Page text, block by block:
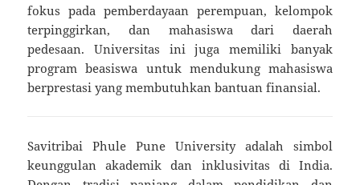
fokus pada pemberdayaan perempuan, kelompok
terpinggirkan, dan mahasiswa dari daerah
pedesaan. Universitas ini juga memiliki banyak
program beasiswa untuk mendukung mahasiswa
berprestasi yang membutuhkan bantuan finansial.
Savitribai Phule Pune University adalah simbol
keunggulan akademik dan inklusivitas di India.